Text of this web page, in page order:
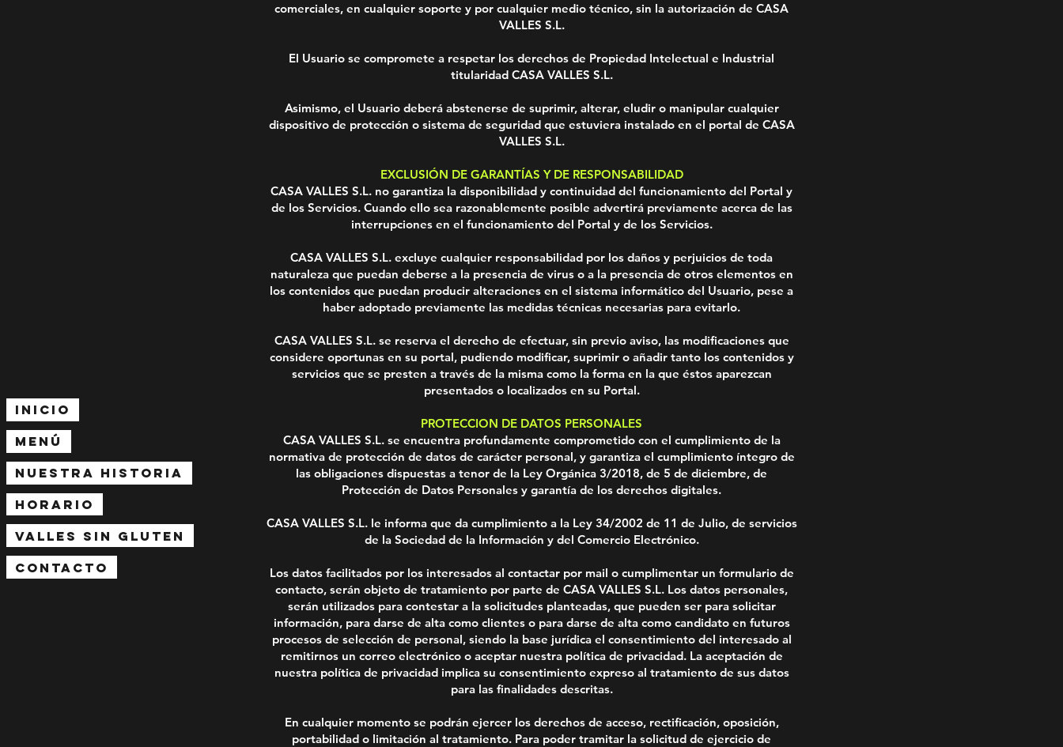
INICIO
MENÚ
NUESTRA HISTORIA
HORARIO
VALLES SIN GLUTEN
CONTACTO
comerciales, en cualquier soporte y por cualquier medio técnico, sin la autorización de CASA
VALLES S.L.
El Usuario se compromete a respetar los derechos de Propiedad Intelectual e Industrial
titularidad CASA VALLES S.L.
Asimismo, el Usuario deberá abstenerse de suprimir, alterar, eludir o manipular cualquier
dispositivo de protección o sistema de seguridad que estuviera instalado en el portal de CASA
VALLES S.L.
EXCLUSIÓN DE GARANTÍAS Y DE RESPONSABILIDAD
CASA VALLES S.L. no garantiza la disponibilidad y continuidad del funcionamiento del Portal y
de los Servicios. Cuando ello sea razonablemente posible advertirá previamente acerca de las
interrupciones en el funcionamiento del Portal y de los Servicios.
CASA VALLES S.L. excluye cualquier responsabilidad por los daños y perjuicios de toda
naturaleza que puedan deberse a la presencia de virus o a la presencia de otros elementos en
los contenidos que puedan producir alteraciones en el sistema informático del Usuario, pese a
haber adoptado previamente las medidas técnicas necesarias para evitarlo.
CASA VALLES S.L. se reserva el derecho de efectuar, sin previo aviso, las modificaciones que
considere oportunas en su portal, pudiendo modificar, suprimir o añadir tanto los contenidos y
servicios que se presten a través de la misma como la forma en la que éstos aparezcan
presentados o localizados en su Portal.
PROTECCION DE DATOS PERSONALES
CASA VALLES S.L. se encuentra profundamente comprometido con el cumplimiento de la
normativa de protección de datos de carácter personal, y garantiza el cumplimiento íntegro de
las obligaciones dispuestas a tenor de la Ley Orgánica 3/2018, de 5 de diciembre, de
Protección de Datos Personales y garantía de los derechos digitales.
CASA VALLES S.L. le informa que da cumplimiento a la Ley 34/2002 de 11 de Julio, de servicios
de la Sociedad de la Información y del Comercio Electrónico.
Los datos facilitados por los interesados al contactar por mail o cumplimentar un formulario de
contacto, serán objeto de tratamiento por parte de CASA VALLES S.L. Los datos personales,
serán utilizados para contestar a la solicitudes planteadas, que pueden ser para solicitar
información, para darse de alta como clientes o para darse de alta como candidato en futuros
procesos de selección de personal, siendo la base jurídica el consentimiento del interesado al
remitirnos un correo electrónico o aceptar nuestra política de privacidad. La aceptación de
nuestra política de privacidad implica su consentimiento expreso al tratamiento de sus datos
para las finalidades descritas.
En cualquier momento se podrán ejercer los derechos de acceso, rectificación, oposición,
portabilidad o limitación al tratamiento. Para poder tramitar la solicitud de ejercicio de